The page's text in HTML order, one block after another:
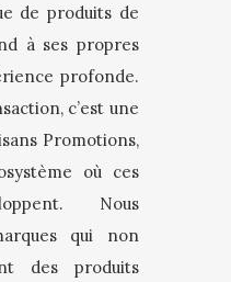
de produits de
à ses propres
profonde.
c’est une
Promotions,
où ces
Nous
qui non
des produits